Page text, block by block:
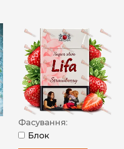
Фасування:
Блок